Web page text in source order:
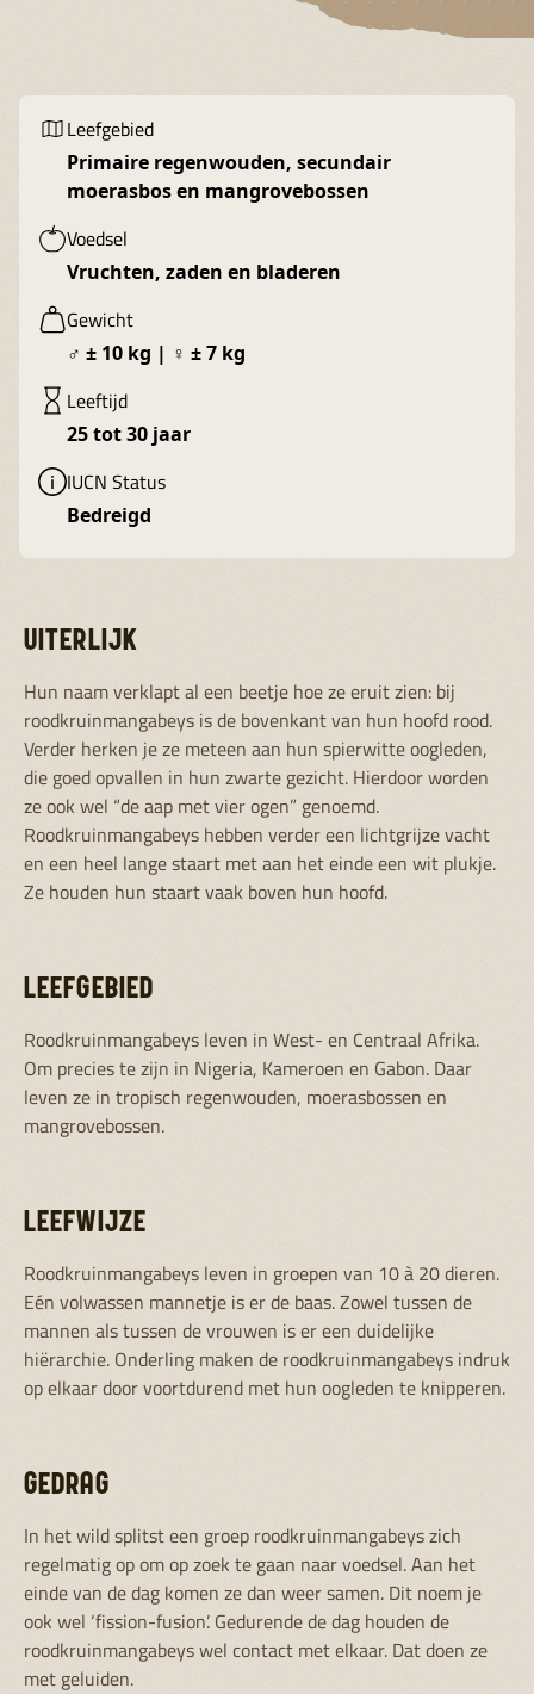
Leefgebied
Primaire regenwouden, secundair
moerasbos en mangrovebossen
Voedsel
Vruchten, zaden en bladeren
Gewicht
♂ ± 10 kg | ♀ ± 7 kg
Leeftijd
25 tot 30 jaar
IUCN Status
Bedreigd
UITERLIJK
Hun naam verklapt al een beetje hoe ze eruit zien: bij
roodkruinmangabeys is de bovenkant van hun hoofd rood.
Verder herken je ze meteen aan hun spierwitte oogleden,
die goed opvallen in hun zwarte gezicht. Hierdoor worden
ze ook wel “de aap met vier ogen” genoemd.
Roodkruinmangabeys hebben verder een lichtgrijze vacht
en een heel lange staart met aan het einde een wit plukje.
Ze houden hun staart vaak boven hun hoofd.
LEEFGEBIED
Roodkruinmangabeys leven in West- en Centraal Afrika.
Om precies te zijn in Nigeria, Kameroen en Gabon. Daar
leven ze in tropisch regenwouden, moerasbossen en
mangrovebossen.
LEEFWIJZE
Roodkruinmangabeys leven in groepen van 10 à 20 dieren.
Eén volwassen mannetje is er de baas. Zowel tussen de
mannen als tussen de vrouwen is er een duidelijke
hiërarchie. Onderling maken de roodkruinmangabeys indruk
op elkaar door voortdurend met hun oogleden te knipperen.
GEDRAG
In het wild splitst een groep roodkruinmangabeys zich
regelmatig op om op zoek te gaan naar voedsel. Aan het
einde van de dag komen ze dan weer samen. Dit noem je
ook wel ‘fission-fusion’. Gedurende de dag houden de
roodkruinmangabeys wel contact met elkaar. Dat doen ze
met geluiden.